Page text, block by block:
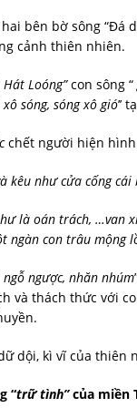
hai bên bờ sông
cảnh thiên nhiên.
Hát Loóng” con sông “
xô sóng, sóng xô gió’’
chết người hiện
kêu như cửa cống cái
là oán trách, …van
ngàn con trâu mộng
ngỗ ngược, nhăn nhúm
và thách thức với
dội, kì vĩ của thiên
“trữtình”của miền